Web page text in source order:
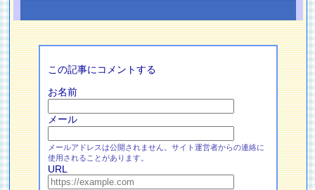
この記事にコメントする
お名前
メール
メールアドレスは公開されません。サイト運営者からの連絡に
使用されることがあります。
URL